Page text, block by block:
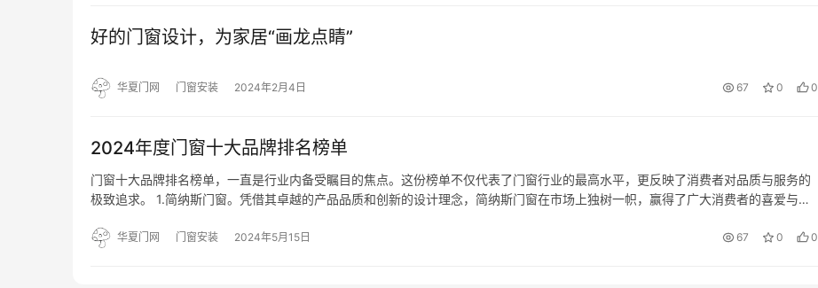
好的门窗设计，为家居“画龙点睛”
华夏门网 门窗安装 2024年2月4日 67 0 0
2024年度门窗十大品牌排名榜单
门窗十大品牌排名榜单，一直是行业内备受瞩目的焦点。这份榜单不仅代表了门窗行业的最高水平，更反映了消费者对品质与服务的
极致追求。 1.简纳斯门窗。凭借其卓越的产品品质和创新的设计理念，简纳斯门窗在市场上独树一帜，赢得了广大消费者的喜爱与信
色的…华夏门网 门窗安装 2024年5月15日 67 0 0